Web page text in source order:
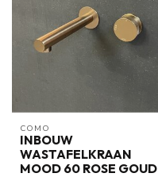
COMO
INBOUW
WASTAFELKRAAN
MOOD 60 ROSE GOUD